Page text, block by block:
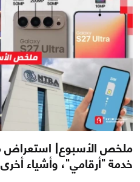
خدمة "أرقامي"، وأشياء أخرى